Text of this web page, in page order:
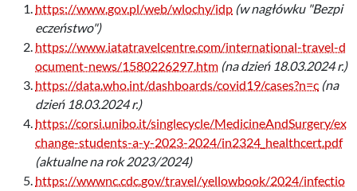
https://www.gov.pl/web/wlochy/idp (w nagłówku "Bezpi
eczeństwo")
https://www.iatatravelcentre.com/international-travel-d
ocument-news/1580226297.htm (na dzień 18.03.2024 r.)
https://data.who.int/dashboards/covid19/cases?n=c (na
dzień 18.03.2024 r.)
https://corsi.unibo.it/singlecycle/MedicineAndSurgery/ex
change-students-a-y-2023-2024/in2324_healthcert.pdf
(aktualne na rok 2023/2024)
https://wwwnc.cdc.gov/travel/yellowbook/2024/infectio